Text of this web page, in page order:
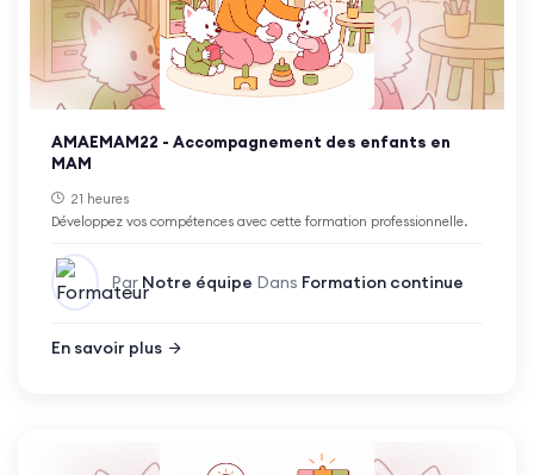
AMAEMAM22 - Accompagnement des enfants en
MAM
21 heures
Développez vos compétences avec cette formation professionnelle.
Par Notre équipe Dans Formation continue
En savoir plus